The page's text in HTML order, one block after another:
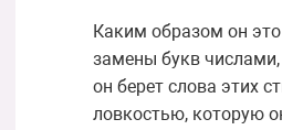
Каким образом он
замены букв числами,
он берет слова этих
ловкостью, которую